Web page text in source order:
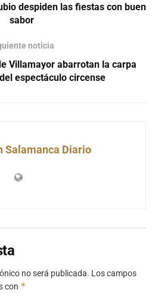
despiden las fiestas con buen
sabor
noticia
Villamayor abarrotan la carpa
espectáculo circense
Salamanca Diario
no será publicada. Los campos
con *